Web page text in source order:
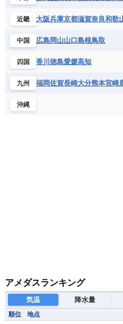
モナコ公国 モルドバ
ラトビア
リトアニア
北マケドニア
ドミニカ共和国
ニカラグア共和国
ハイ
バルバドス
パナマ
フランス領ギアナ
ベネズエラ
ベリーズ
ボリビア
メキシコ
シエラレオネ共和国
ジ
ジンバブエ
セントヘレナ諸島
セー
チュニジア
ナミビア
ニジェール
マダガスカル
近畿 大阪兵庫京都滋賀奈良和歌
中国 広島岡山山口島根鳥取
四国 香川 徳島愛媛高知
九州 福岡佐賀長崎大分熊本宮崎
沖縄
アメダスランキング
気温 降水量
順位 地点